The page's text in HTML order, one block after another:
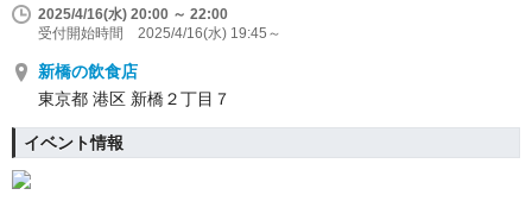
2025/4/16(水) 20:00 ～ 22:00
受付開始時間 2025/4/16(水) 19:45～
新橋の飲食店
東京都 港区 新橋２丁目７
イベント情報